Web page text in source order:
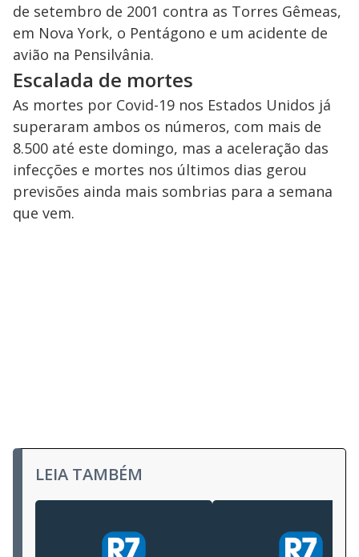
de setembro de 2001 contra as Torres Gêmeas,
em Nova York, o Pentágono e um acidente de
avião na Pensilvânia.
Escalada de mortes
As mortes por Covid-19 nos Estados Unidos já
superaram ambos os números, com mais de
8.500 até este domingo, mas a aceleração das
infecções e mortes nos últimos dias gerou
previsões ainda mais sombrias para a semana
que vem.
LEIA TAMBÉM